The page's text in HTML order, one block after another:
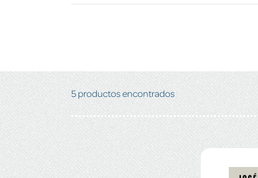
5 productos encontrados